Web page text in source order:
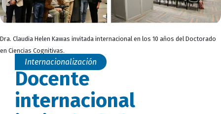
Dra. Claudia Helen Kawas invitada internacional en los 10 años del Doctorado
en Ciencias Cognitivas.
Internacionalización
Docente
internacional